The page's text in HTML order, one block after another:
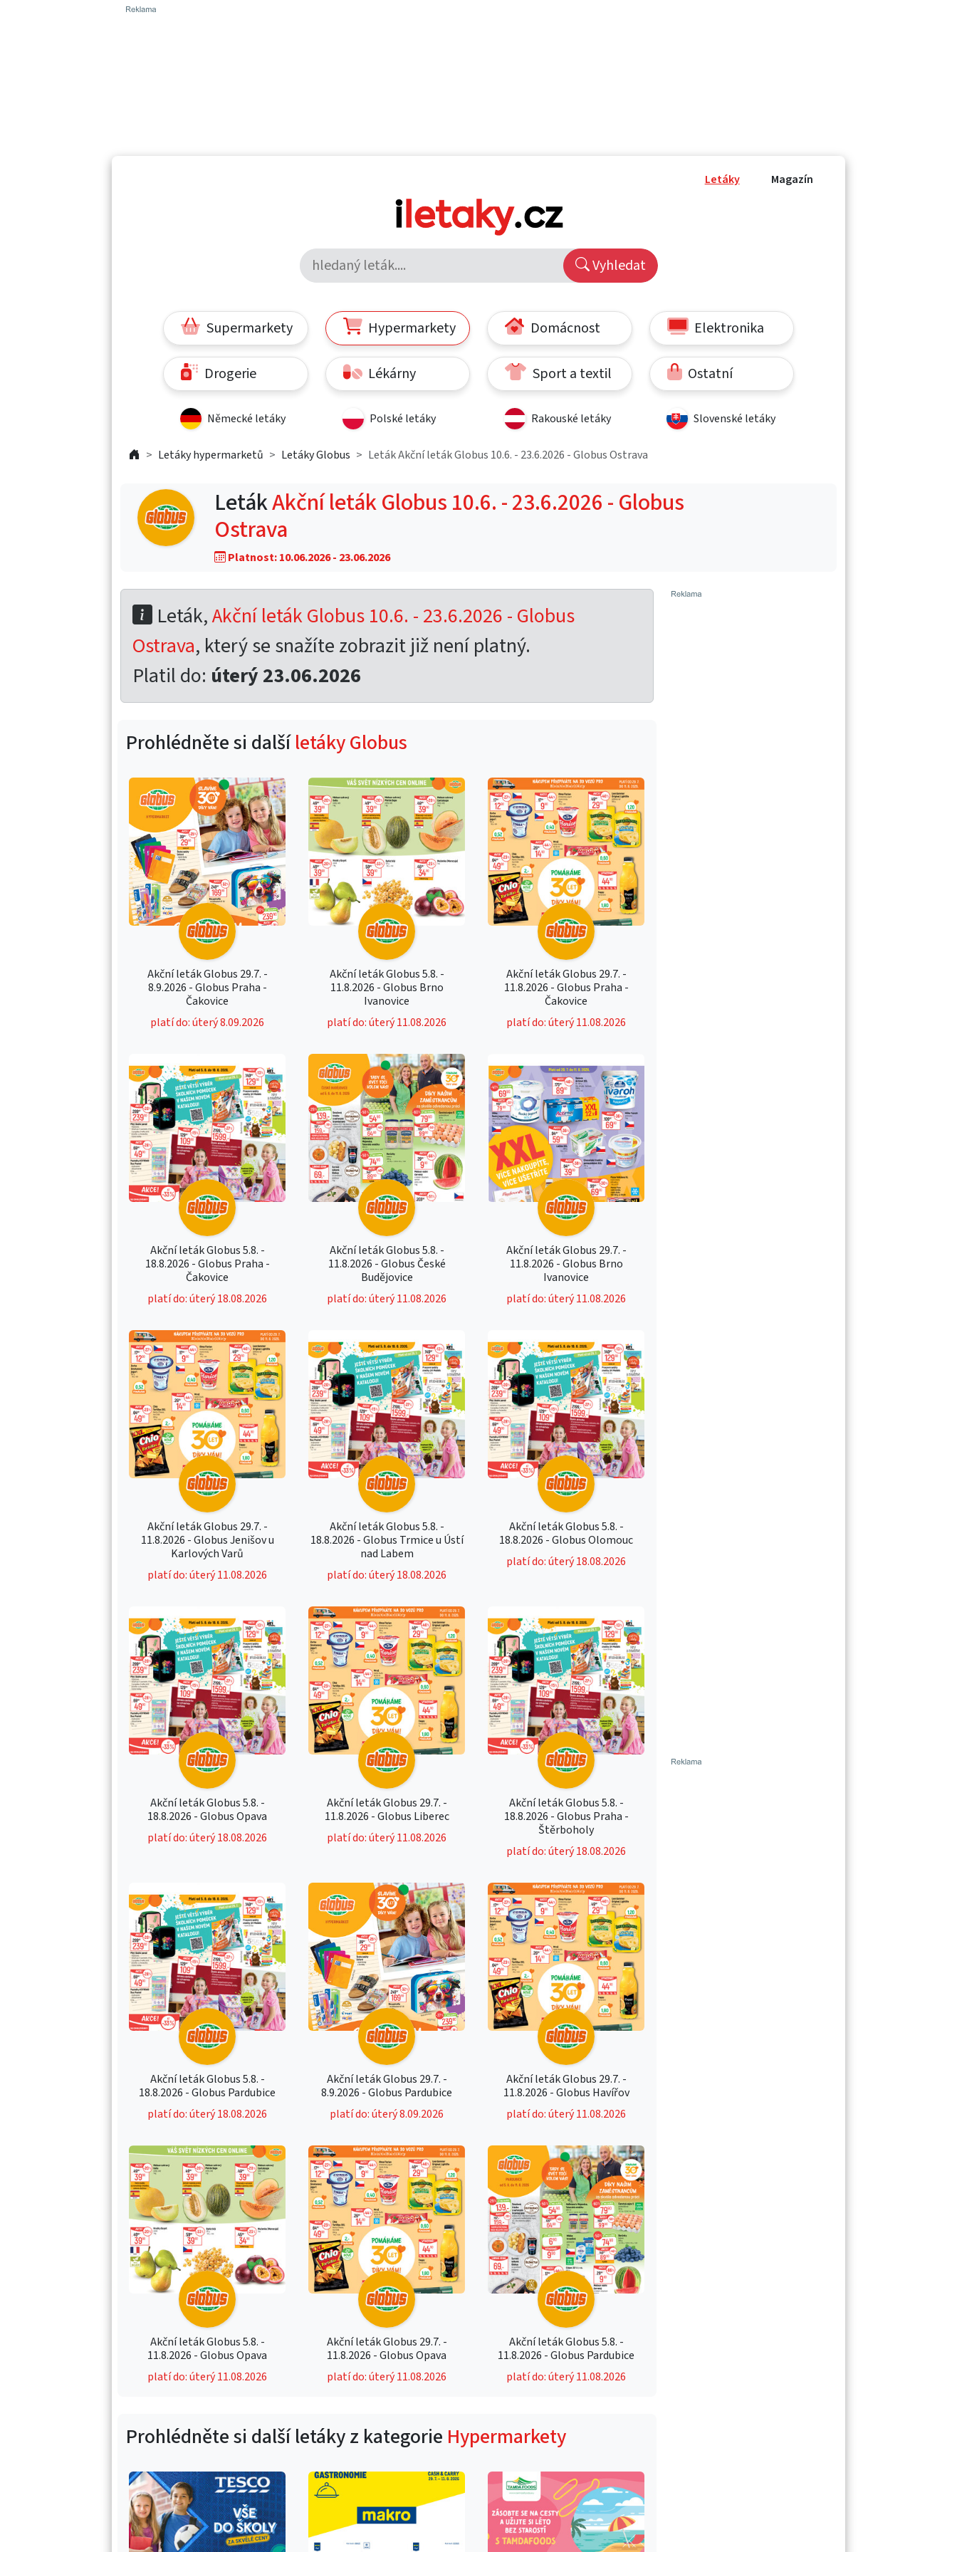
Letáky Magazín
Vyhledat
Supermarkety Hypermarkety Domácnost Elektronika
Drogerie Lékárny Sport a textil Ostatní
Německé letáky Polské letáky Rakouské letáky Slovenské letáky
Letáky hypermarketů Letáky Globus Leták Akční leták Globus 10.6. - 23.6.2026 - Globus Ostrava
LetákAkční leták Globus 10.6. - 23.6.2026 - Globus
Ostrava
Platnost: 10.06.2026 - 23.06.2026
Leták,Akční leták Globus 10.6. - 23.6.2026 - Globus
Ostrava, který se snažíte zobrazit již není platný.
Platil do: úterý 23.06.2026
Prohlédněte si dalšíletáky Globus
Akční leták Globus 29.7. -
8.9.2026 - Globus Praha -
Čakovice
platí do: úterý 8.09.2026
Akční leták Globus 5.8. -
11.8.2026 - Globus Brno
Ivanovice
platí do: úterý 11.08.2026
Akční leták Globus 29.7. -
11.8.2026 - Globus Praha -
Čakovice
platí do: úterý 11.08.2026
Akční leták Globus 5.8. -
18.8.2026 - Globus Praha -
Čakovice
platí do: úterý 18.08.2026
Akční leták Globus 5.8. -
11.8.2026 - Globus České
Budějovice
platí do: úterý 11.08.2026
Akční leták Globus 29.7. -
11.8.2026 - Globus Brno
Ivanovice
platí do: úterý 11.08.2026
Akční leták Globus 29.7. -
11.8.2026 - Globus Jenišov u
Karlových Varů
platí do: úterý 11.08.2026
Akční leták Globus 5.8. -
18.8.2026 - Globus Trmice u Ústí
nad Labem
platí do: úterý 18.08.2026
Akční leták Globus 5.8. -
18.8.2026 - Globus Olomouc
platí do: úterý 18.08.2026
Akční leták Globus 5.8. -
18.8.2026 - Globus Opava
platí do: úterý 18.08.2026
Akční leták Globus 29.7. -
11.8.2026 - Globus Liberec
platí do: úterý 11.08.2026
Akční leták Globus 5.8. -
18.8.2026 - Globus Praha -
Štěrboholy
platí do: úterý 18.08.2026
Akční leták Globus 5.8. -
18.8.2026 - Globus Pardubice
platí do: úterý 18.08.2026
Akční leták Globus 29.7. -
8.9.2026 - Globus Pardubice
platí do: úterý 8.09.2026
Akční leták Globus 29.7. -
11.8.2026 - Globus Havířov
platí do: úterý 11.08.2026
Akční leták Globus 5.8. -
11.8.2026 - Globus Opava
platí do: úterý 11.08.2026
Akční leták Globus 29.7. -
11.8.2026 - Globus Opava
platí do: úterý 11.08.2026
Akční leták Globus 5.8. -
11.8.2026 - Globus Pardubice
platí do: úterý 11.08.2026
Prohlédněte si další letáky z kategorie Hypermarkety